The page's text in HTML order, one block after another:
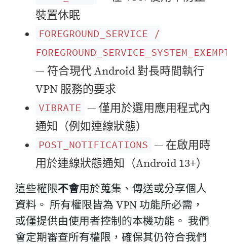
裝置休眠
FOREGROUND_SERVICE /
— 符合現代 Android 對長時間執行
VPN 服務的要求
VIBRATE — 僅用於選用應用程式內
通知（例如連線狀態）
POST_NOTIFICATIONS — 在啟用時
用於連線狀態通知（Android 13+）
這些權限不會用於蒐集、傳送或分享個人
資料。 所有權限皆為 VPN 功能所必需，
或僅提供由使用者控制的本機功能。 我們
會定期審查所有權限，確保其仍符合我們